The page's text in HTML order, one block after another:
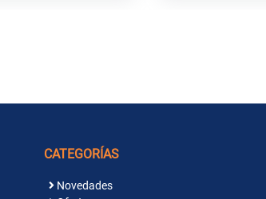
CATEGORÍAS
Novedades